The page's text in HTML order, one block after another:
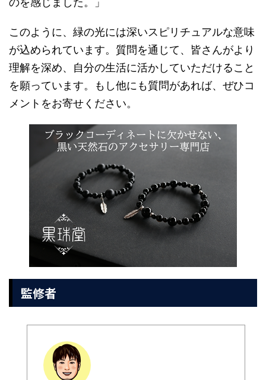
このように、緑の光には深いスピリチュアルな意味
が込められています。質問を通じて、皆さんがより
理解を深め、自分の生活に活かしていただけること
を願っています。もし他にも質問があれば、ぜひコ
メントをお寄せください。
監修者